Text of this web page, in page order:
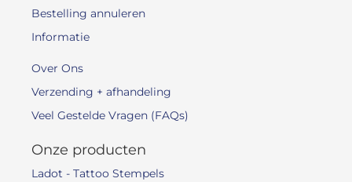
Bestelling annuleren
Informatie
Over Ons
Verzending + afhandeling
Veel Gestelde Vragen (FAQs)
Onze producten
Ladot - Tattoo Stempels